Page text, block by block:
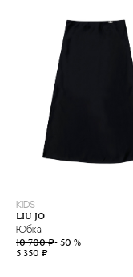
KIDS
LIU JO
Юбка
10 700 ₽- 50 %
5 350 ₽